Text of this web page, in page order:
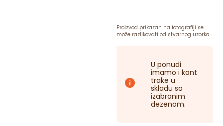
Proizvod prikazan na fotografiji se
može razlikovati od stvarnog uzorka.
U ponudi
imamo i kant
trake u
skladu sa
izabranim
dezenom.